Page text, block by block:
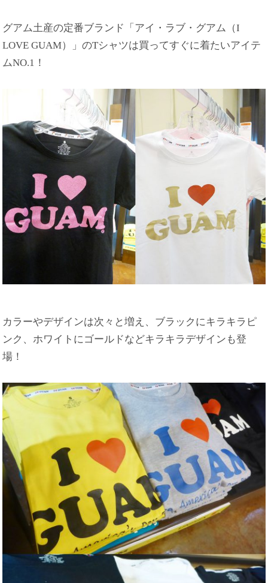
グアム土産の定番ブランド「アイ・ラブ・グアム（I
LOVE GUAM）」のTシャツは買ってすぐに着たいアイテ
ムNO.1！
カラーやデザインは次々と増え、ブラックにキラキラピ
ンク、ホワイトにゴールドなどキラキラデザインも登
場！